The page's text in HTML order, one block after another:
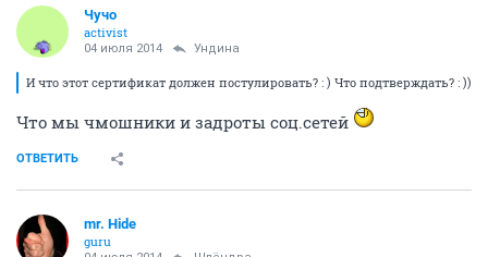
Чучо
activist
04 июля 2014 Ундинa
И что этот сертификат должен постулировать? : ) Что подтверждать? : ))
Что мы чмошники и задроты соц.сетей
ОТВЕТИТЬ
mr. Hide
guru